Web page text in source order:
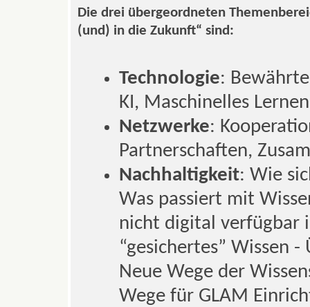
Die drei übergeordneten
(und) in die Zukunft“ sind:
Technologie:
KI, Maschinelles
Netzwerke:
Partnerschaften,
Nachhaltigkeit: Wie
Was passiert mit
nicht digital verfügbar
“gesichertes” Wissen
Neue Wege der
Wege für GLAM